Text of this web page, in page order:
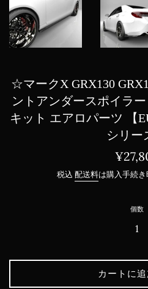
☆マークX GRX130
ントアンダースポイラ
キット エアロパーツ 【
シリー
通
価
税込 配送料は購入手続き
個数
カートに